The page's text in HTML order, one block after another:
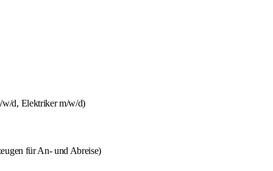
w/d, Elektriker m/w/d)
für An- und Abreise)